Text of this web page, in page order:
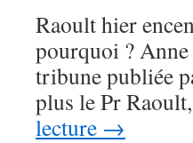
Raoult hier
pourquoi ?
tribune publiée
plus le Pr
lecture →